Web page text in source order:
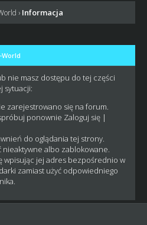
› Informacja
nie masz dostępu do tej części
sytuacji:
zarejestrowano się na forum.
ponownie Zaloguj się|
do oglądania tej strony.
nieaktywne albo zablokowane.
wpisując jej adres bezpośrednio w
zamiast użyć odpowiedniego